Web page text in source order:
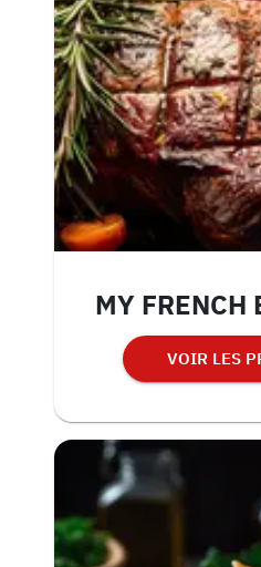
MY FRENCH
VOIR LES